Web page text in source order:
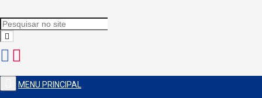
MENU PRINCIPAL